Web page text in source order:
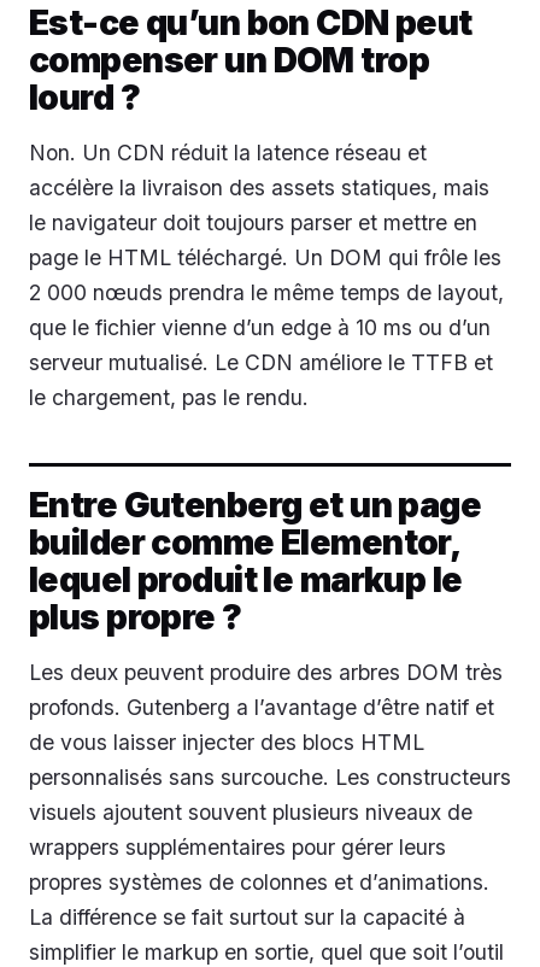
Est-ce qu’un bon CDN peut
compenser un DOM trop
lourd ?
Non. Un CDN réduit la latence réseau et
accélère la livraison des assets statiques, mais
le navigateur doit toujours parser et mettre en
page le HTML téléchargé. Un DOM qui frôle les
2 000 nœuds prendra le même temps de layout,
que le fichier vienne d’un edge à 10 ms ou d’un
serveur mutualisé. Le CDN améliore le TTFB et
le chargement, pas le rendu.
Entre Gutenberg et un page
builder comme Elementor,
lequel produit le markup le
plus propre ?
Les deux peuvent produire des arbres DOM très
profonds. Gutenberg a l’avantage d’être natif et
de vous laisser injecter des blocs HTML
personnalisés sans surcouche. Les constructeurs
visuels ajoutent souvent plusieurs niveaux de
wrappers supplémentaires pour gérer leurs
propres systèmes de colonnes et d’animations.
La différence se fait surtout sur la capacité à
simplifier le markup en sortie, quel que soit l’outil